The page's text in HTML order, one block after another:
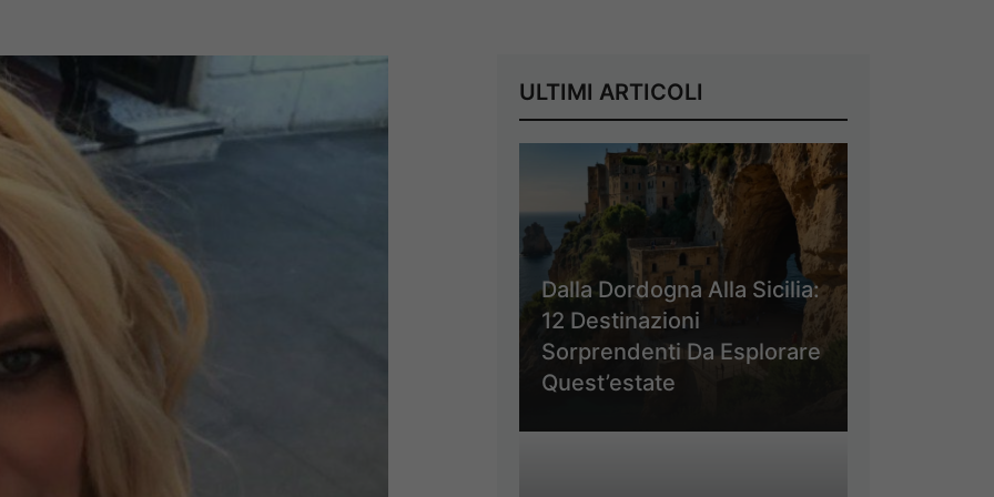
ULTIMI ARTICOLI
Dalla Dordogna Alla Sicilia:
12 Destinazioni
Sorprendenti Da Esplorare
Quest’estate